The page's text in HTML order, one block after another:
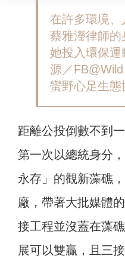
在許多環境、
蔡雅瀅律師的
她投入環保運
源／
蠻野心足生態
距離公投倒數不到
第一次以總統身分
永存」的觀新藻礁
廠，帶著大批媒體
接工程並沒蓋在藻
展可以雙贏，且三